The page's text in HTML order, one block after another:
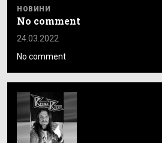
НОВИНИ
No comment
24.03.2022
No comment